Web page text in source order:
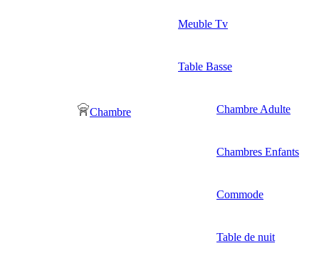
Meuble Tv
Table Basse
Chambre Chambre Adulte
Chambres Enfants
Commode
Table de nuit